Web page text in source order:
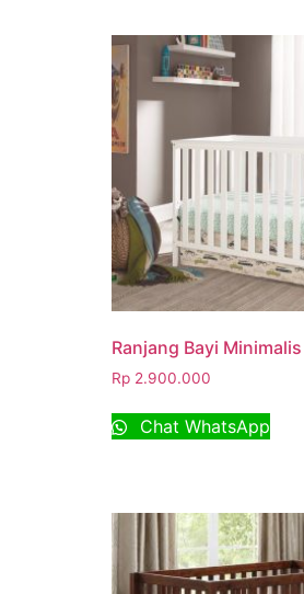
Ranjang Bayi
Rp 2.900.000
Chat WhatsApp